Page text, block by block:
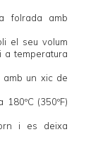
folrada amb
el seu volum
temperatura
amb un xic de
(350ºF)
i es deixa